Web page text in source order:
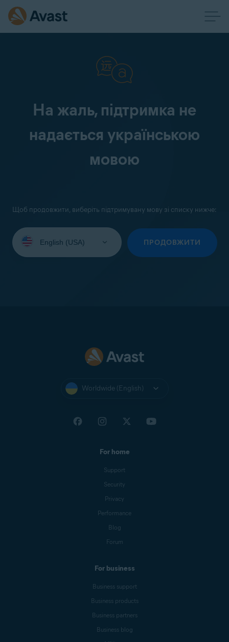
На жаль, підтримка не
надається українською
мовою
Щоб продовжити, виберіть підтримувану мову зі списку нижче:
your
ПРОДОВЖИТИ
Worldwide (English)
For home
Support
Security
Privacy
Performance
Blog
Forum
For business
Business support
Business products
Business partners
Business blog